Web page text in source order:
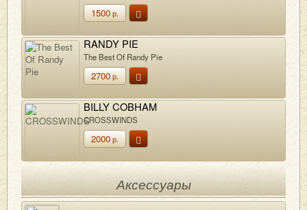
1500р.
RANDY PIE
The Best Of Randy Pie
2700р.
BILLY COBHAM
CROSSWINDS
2000р.
Аксессуары